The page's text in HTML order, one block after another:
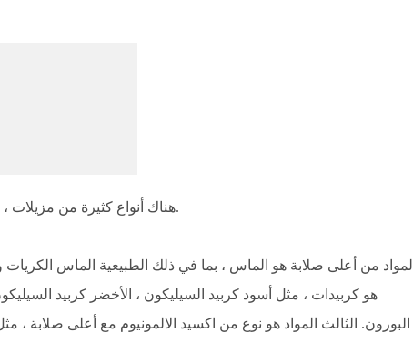
هناك أنواع كثيرة من مزيلات ، والتي هي عموما تصنف وفقا صلابة بهم.
المواد من أعلى صلابة هو الماس ، بما في ذلك الطبيعية الماس الكريات
هو كربيدات ، مثل أسود كربيد السيليكون ، الأخضر كربيد
البورون. الثالث المواد هو نوع من اكسيد الالمونيوم مع أعلى صلابة ،